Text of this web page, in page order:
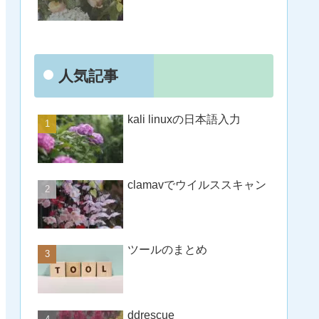
人気記事
kali linuxの日本語入力
clamavでウイルススキャン
ツールのまとめ
ddrescue